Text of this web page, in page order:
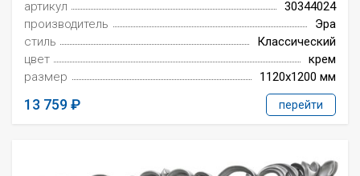
артикул
30344024
производитель
Эра
стиль
Классический
цвет
крем
размер
1120x1200 мм
13 759 перейти